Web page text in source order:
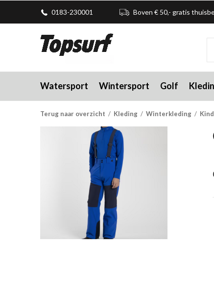
Watersport Wintersport Golf
0183-230001 Boven € 50,- gratis
Terug naar overzicht Kleding Winterkleding